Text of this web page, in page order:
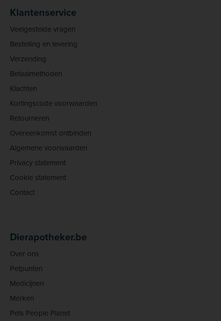
Klantenservice
Veelgestelde vragen
Bestelling en levering
Verzending
Betaalmethoden
Klachten
Kortingscode voorwaarden
Retourneren
Overeenkomst ontbinden
Algemene voorwaarden
Privacy statement
Cookie statement
Contact
Dierapotheker.be
Over ons
Petpunten
Medicijnen
Merken
Pets People Planet